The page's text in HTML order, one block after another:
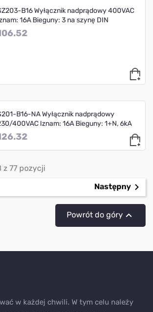
B16 Wyłącznik nadprądowy 400VAC
16A Bieguny: 3 na szynę DIN
B16-NA Wyłącznik nadprądowy
400VAC Iznam: 16A Bieguny: 1+N, 6kA
z 77 pozycji
Następny 
Powrót do góry
w każdej chwili. W tym celu należy